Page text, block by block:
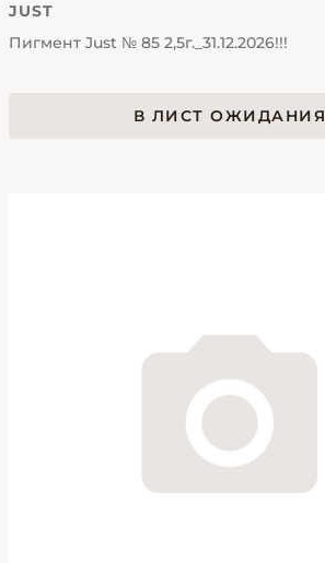
JUST
Пигмент Just № 85 2,5г._31.12.2026!!!
В ЛИСТ ОЖИДАНИЯ